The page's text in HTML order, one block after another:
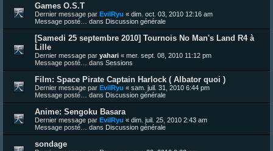
Games O.S.T
Dernier message par EvilRyu « dim. oct. 03, 2010 12:16 am
Message posté… dans Discussion générale
[Samedi 25 septembre 2010] Tournois No Man's Land R4 à
Lille
Dernier message par yahari « mer. sept. 08, 2010 11:12 pm
Message posté… dans Sessions
Film: Space Pirate Captain Harlock ( Albator quoi )
Dernier message par EvilRyu « sam. juil. 31, 2010 6:44 pm
Message posté… dans Discussion générale
Anime: Sengoku Basara
Dernier message par EvilRyu « dim. juil. 25, 2010 2:43 am
Message posté… dans Discussion générale
sondage